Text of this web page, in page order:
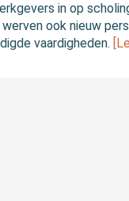
in op
ook nieuw
vaardigheden.